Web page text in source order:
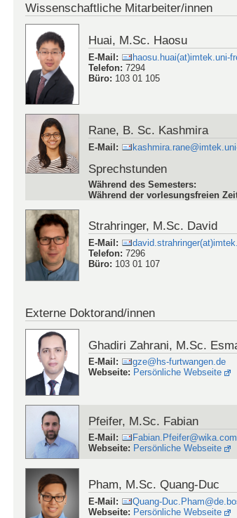
Wissenschaftliche Mitarbeiter/innen
Huai, M.Sc. Haosu
E-Mail:
haosu.huai(at)imtek.uni-
Telefon:7294
Büro: 103 01 105
Rane, B. Sc. Kashmira
E-Mail:
Sprechstunden
Während des Semesters:
Während der vorlesungsfreien
Strahringer, M.Sc. David
E-Mail :
Telefon:7296
Büro: 103 01 107
Externe Doktorand/innen
Ghadiri Zahrani, M.Sc.
E-Mail :
gze@hs-furtwangen.de
Webseite: Persönliche Webseite
Pfeifer, M.Sc. Fabian
E-Mail :
Fabian.Pfeifer@wika.com
Webseite: Persönliche Webseite
Pham, M.Sc. Quang-Duc
E-Mail:
Quang-
Webseite: Persönliche Webseite